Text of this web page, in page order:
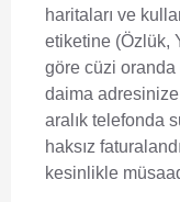
haritaları ve
etiketine (Özlük,
göre cüzi oranda
daima
aralık telefonda
haksız
kesinlikle